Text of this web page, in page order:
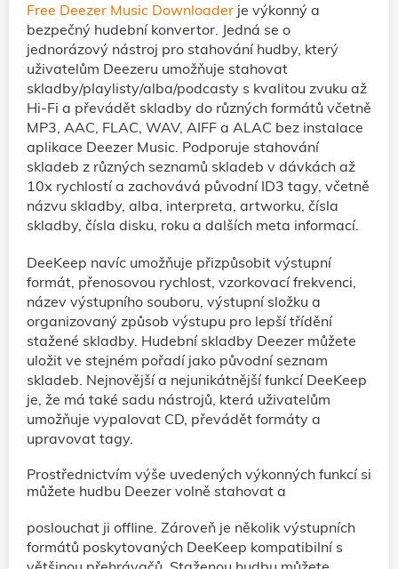
Free Deezer Music Downloader je výkonný a
bezpečný hudební konvertor. Jedná se o
jednorázový nástroj pro stahování hudby, který
uživatelům Deezeru umožňuje stahovat
skladby/playlisty/alba/podcasty s kvalitou zvuku až
Hi-Fi a převádět skladby do různých formátů včetně
MP3, AAC, FLAC, WAV, AIFF a ALAC bez instalace
aplikace Deezer Music. Podporuje stahování
skladeb z různých seznamů skladeb v dávkách až
10x rychlostí a zachovává původní ID3 tagy, včetně
názvu skladby, alba, interpreta, artworku, čísla
skladby, čísla disku, roku a dalších meta informací.
DeeKeep navíc umožňuje přizpůsobit výstupní
formát, přenosovou rychlost, vzorkovací frekvenci,
název výstupního souboru, výstupní složku a
organizovaný způsob výstupu pro lepší třídění
stažené skladby. Hudební skladby Deezer můžete
uložit ve stejném pořadí jako původní seznam
skladeb. Nejnovější a nejunikátnější funkcí DeeKeep
je, že má také sadu nástrojů, která uživatelům
umožňuje vypalovat CD, převádět formáty a
upravovat tagy.
Prostřednictvím výše uvedených výkonných funkcí si
můžete hudbu Deezer volně stahovat a
poslouchat ji offline. Zároveň je několik výstupních
formátů poskytovaných DeeKeep kompatibilní s